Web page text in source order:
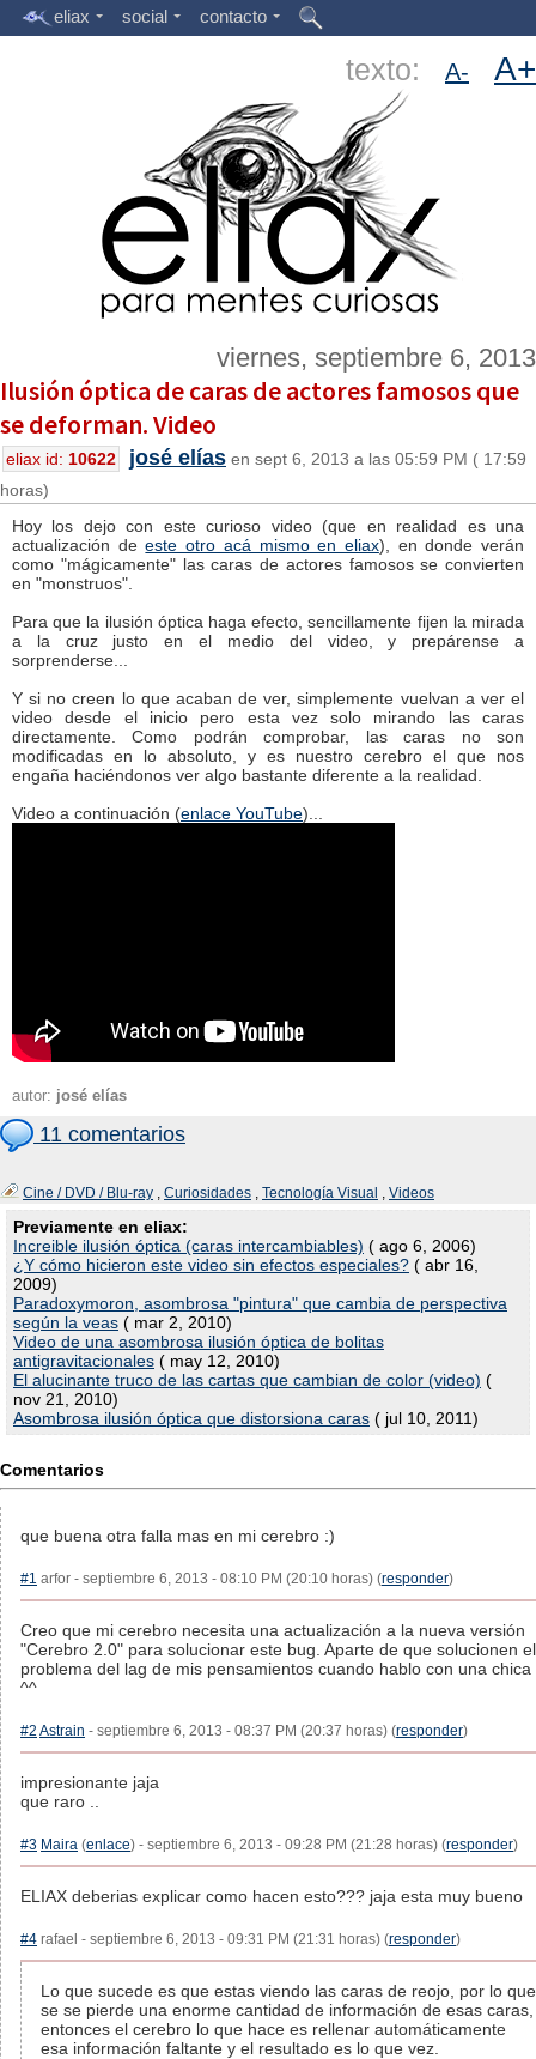
eliax social contacto
texto: A- A+
viernes, septiembre 6, 2013
Ilusión óptica de caras de actores famosos que
se deforman. Video
eliax id: 10622 josé elías en sept 6, 2013 a las 05:59 PM ( 17:59
horas)
Hoy los dejo con este curioso video (que en realidad es una
actualización deeste otro acá mismo en eliax), en donde verán
como "mágicamente" las caras de actores famosos se convierten
en "monstruos".
Para que la ilusión óptica haga efecto, sencillamente fijen la mirada
a la cruz justo en el medio del video, y prepárense a
sorprenderse...
Y si no creen lo que acaban de ver, simplemente vuelvan a ver el
video desde el inicio pero esta vez solo mirando las caras
directamente. Como podrán comprobar, las caras no son
modificadas en lo absoluto, y es nuestro cerebro el que nos
engaña haciéndonos ver algo bastante diferente a la realidad.
Video a continuación (enlace YouTube)...
autor: josé elías
11 comentarios
Cine / DVD / Blu-ray , Curiosidades , Tecnología Visual , Videos
Previamente en eliax:
Increible ilusión óptica (caras intercambiables) ( ago 6, 2006)
¿Y cómo hicieron este video sin efectos especiales? ( abr 16,
2009)
Paradoxymoron, asombrosa "pintura" que cambia de perspectiva
según la veas ( mar 2, 2010)
Video de una asombrosa ilusión óptica de bolitas
antigravitacionales ( may 12, 2010)
El alucinante truco de las cartas que cambian de color (video) (
nov 21, 2010)
Asombrosa ilusión óptica que distorsiona caras ( jul 10, 2011)
Comentarios
que buena otra falla mas en mi cerebro :)
#1 arfor - septiembre 6, 2013 - 08:10 PM (20:10 horas) (responder)
Creo que mi cerebro necesita una actualización a la nueva versión
"Cerebro 2.0" para solucionar este bug. Aparte de que solucionen el
problema del lag de mis pensamientos cuando hablo con una chica
^^
#2 Astrain - septiembre 6, 2013 - 08:37 PM (20:37 horas) (responder)
impresionante jaja
que raro ..
#3 Maira (enlace) - septiembre 6, 2013 - 09:28 PM (21:28 horas) (responder)
ELIAX deberias explicar como hacen esto??? jaja esta muy bueno
#4 rafael - septiembre 6, 2013 - 09:31 PM (21:31 horas) (responder)
Lo que sucede es que estas viendo las caras de reojo, por lo que
se se pierde una enorme cantidad de información de esas caras,
entonces el cerebro lo que hace es rellenar automáticamente
esa información faltante y el resultado es lo que vez.